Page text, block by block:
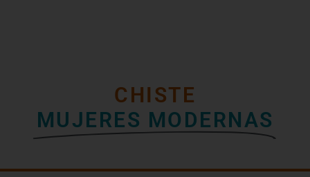
CHISTE
MUJERES MODERNAS